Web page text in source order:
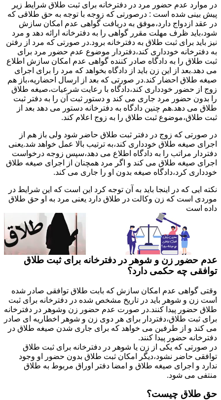
در موارد عدم حضور مرد در دفترخانه برای ثبت طلاق شرایط زیر
پیش بینی شده است : درصورتی که زوجه با توجه به حق طلاقی که
در عقد ازدواج دارد،موفق به دریافت گواهی عدم امکان سازش
شود،باید ظرف مهلت مقرر گواهی را به دفترخانه ارائه دهد و مرد
نیز باید برای ثبت طلاق به دفترخانه برود.در صورتی که مرد از رفتن
به دفترخانه خودداری کند،دفتردار موضوع عدم حضور مرد برای
ثبت طلاق را به دادگاه صادر کننده گواهی عدم امکان سازش اطلاع
می دهد.بعد از این زن باید از دادگاه بخواهد که مرد را برای اجرای
صیغه طلاق احضار کند.در صورتی که بعد از ارسال احضاریه،باز هم
زوج از حضور خودداری کند،دادگاه با رعایت شرعیات،صیغه طلاق
را بدون حضور مرد جاری می کند و دستور ثبت آن را به دفتر ثبت
طلاق می دهد.هم چنین دادگاه به دفترخانه دستور می دهد بعد از
ثبت طلاق،موضوع ثبت طلاق را به زوج اعلام کند.
در صورتی که زوج در دفتر ثبت طلاق حاضر شود ولی باز هم از
اجرای صیغه طلاق خودداری کند،به ترتیب بالا عمل خواهد شد.یعنی
دفتردار مراتب را به دادگاه اطلاع می دهد،سپس زوجه درخواست
اجرای صیغه طلاق می کند و اگر مرد همچنان از اجرای صیغه طلاق
خودداری کرد،دادگاه صیغه بدون او را جاری می کند.
نکته ایی که در اینجا باید به آن توجه کرد این است که این شرایط در
موردی است که زن وکالت در طلاق دارد یعنی مرد به او حق طلاق
داده است
عدم حضور زن و شوهر در دفترخانه برای ثبت طلاق
توافقی چه حکمی دارد؟
وقتی گواهی عدم امکان سازش که بابت طلاق توافقی صادر شده
است زن و شوهر باید در تاریخ مشخص شده در دفترخانه برای ثبت
طلاق حضور پیدا کنند.در صورت عدم حضور زن وشوهر در دفترخانه
برای ثبت طلاق،دفتردار برای هر دوی زن و شوهر اخطاریه ای صادر
می کند و از طرفین می خواهد که برای جاری شدن صیغه طلاق در
دفترخانه حضور پیدا کنند.
در صورتی که یکی از زن یا شوهر در دفترخانه برای ثبت طلاق
توافقی حاضر نشود،دیگر امکان ثبت طلاق بدون حضور او وجود
ندارد و اجرای صیغه طلاق و امضا دفتر اوراق مربوط به طلاق
منتفی می شود.
حق طلاق چیست؟